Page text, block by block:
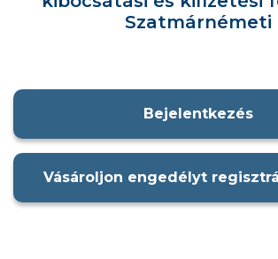
Szatmárnémeti
Bejelentkezés
Vásároljon engedélyt